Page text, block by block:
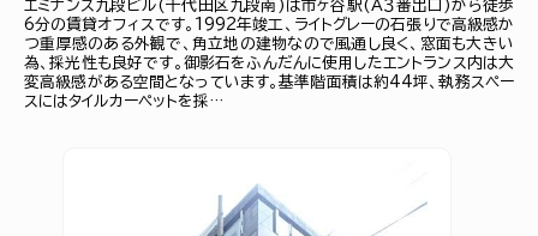
エミナンス九段ビル(千代田区九段南)は市ヶ谷駅(Ａ３番出口)から徒歩
6分の賃貸オフィスです。1992年竣工、ライトグレーの石張りで高級感か
つ重厚感のある外観で、角立地の建物なので風通し良く、窓面も大きい
為、採光性も良好です。御影石をふんだんに使用したエントランス内は大
変高級感がある空間となっています。基準階面積は約44坪、執務スペー
スにはタイルカーペットを採…